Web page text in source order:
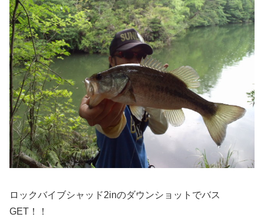
ロックバイブシャッド2inのダウンショットでバス
GET！！